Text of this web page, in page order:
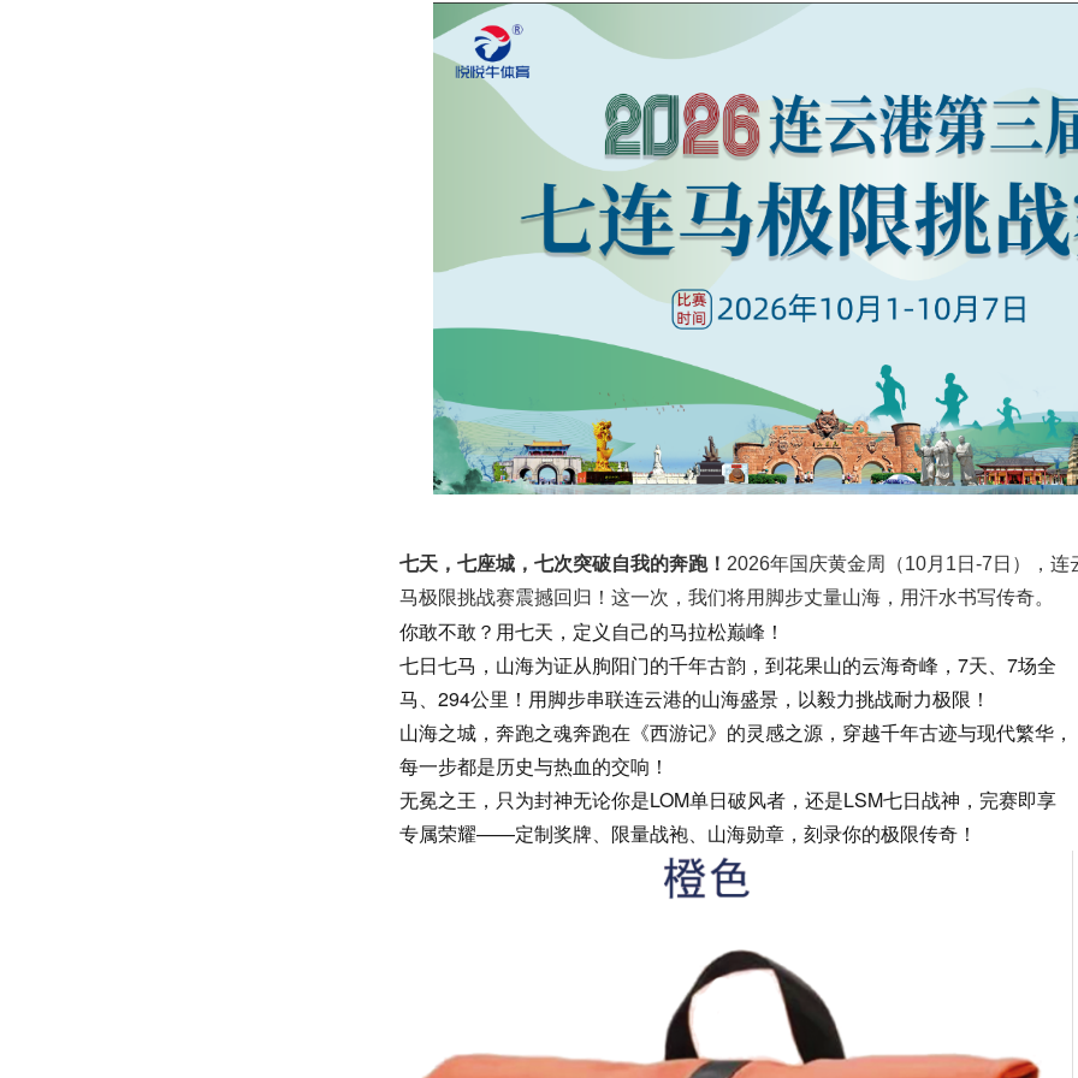
七天，七座城，七次突破自我的奔跑！ 2026年国庆黄金周（10月1日-7日），连
马极限挑战赛震撼回归！这一次，我们将用脚步丈量山海，用汗水书写传奇。
你敢不敢？ 用七天，定义自己的马拉松巅峰！
七日七马，山海为证从朐阳门的千年古韵，到花果山的云海奇峰，7天、7场全
马、294公里！ 用脚步串联连云港的山海盛景，以毅力挑战耐力极限！
山海之城，奔跑之魂奔跑在《西游记》的灵感之源，穿越千年古迹与现代繁华，
每一步都是历史与热血的交响！
无冕之王，只为封神无论你是LOM单日破风者，还是LSM七日战神，完赛即享
专属荣耀——定制奖牌、限量战袍、山海勋章，刻录你的极限传奇！